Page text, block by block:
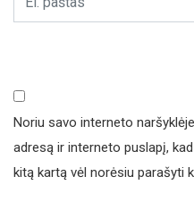
Noriu savo interneto
adresą ir interneto puslapį,
kitą kartą vėl norėsiu parašyti